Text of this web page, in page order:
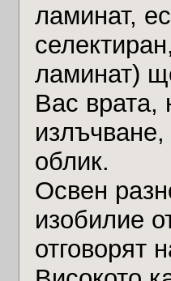
ламинат,
ламинат)
Вас врата,
облик.
Освен
изобилие
отговорят